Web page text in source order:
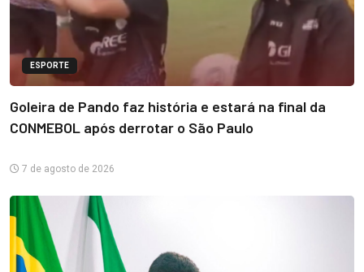
ESPORTE
Goleira de Pando faz história e estará na final da
CONMEBOL após derrotar o São Paulo
7 de agosto de 2026